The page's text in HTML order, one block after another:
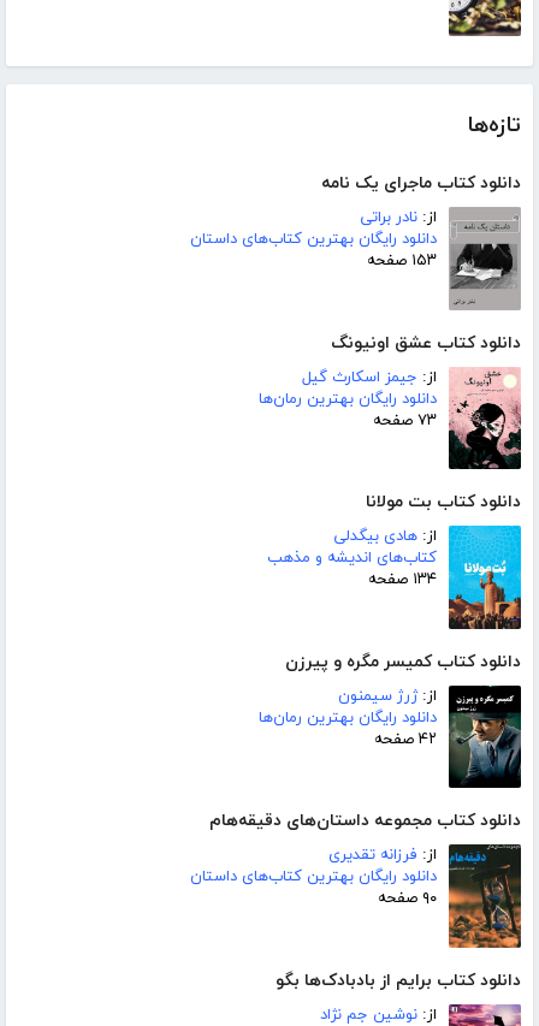
تازه‌ها
دانلود کتاب ماجرای یک نامه
از: نادر براتی
دانلود رایگان بهترین کتاب‌های داستان
۱۵۳ صفحه
دانلود کتاب عشق اونیونگ
از: جیمز اسکارث گیل
دانلود رایگان بهترین رمان‌ها
۷۳ صفحه
دانلود کتاب بت مولانا
از: هادی بیگدلی
کتاب‌های اندیشه و مذهب
۱۳۴ صفحه
دانلود کتاب کمیسر مگره و پیرزن
از:ژرژ سیمنون
دانلود رایگان بهترین رمان‌ها
۴۲ صفحه
دانلود کتاب مجموعه داستان‌های دقیقه‌هام
از: فرزانه تقدیری
دانلود رایگان بهترین کتاب‌های داستان
۹۰ صفحه
دانلود کتاب برایم از بادبادک‌ها بگو
از: نوشین جم نژاد